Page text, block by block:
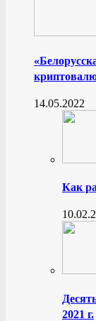
14.05.2022
Как
2021 г.